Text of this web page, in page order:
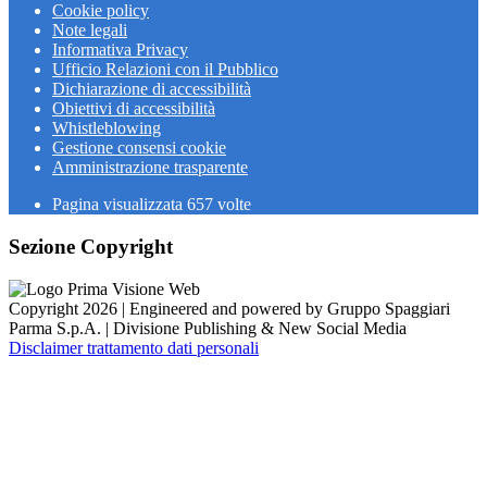
Cookie policy
Note legali
Informativa Privacy
Ufficio Relazioni con il Pubblico
Dichiarazione di accessibilità
Obiettivi di accessibilità
Whistleblowing
Gestione consensi cookie
Amministrazione trasparente
Pagina visualizzata 657 volte
Sezione Copyright
Copyright 2026 | Engineered and powered by Gruppo Spaggiari
Parma S.p.A. | Divisione Publishing & New Social Media
Disclaimer trattamento dati personali